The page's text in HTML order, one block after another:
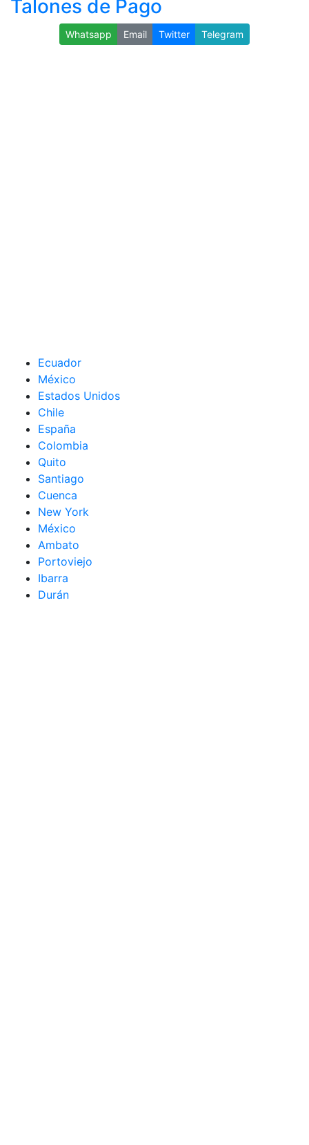
Talones de Pago
Whatsapp Email Twitter Telegram
Ecuador
México
Estados Unidos
Chile
España
Colombia
Quito
Santiago
Cuenca
New York
México
Ambato
Portoviejo
Ibarra
Durán